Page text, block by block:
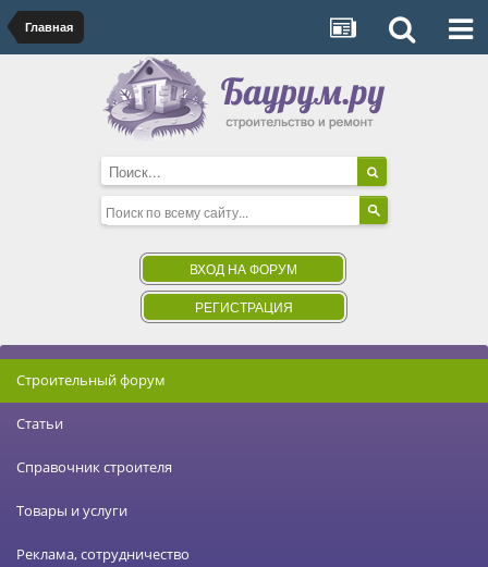
Главная
ВХОД НА ФОРУМ
РЕГИСТРАЦИЯ
Строительный форум
Статьи
Справочник строителя
Товары и услуги
Реклама, сотрудничество